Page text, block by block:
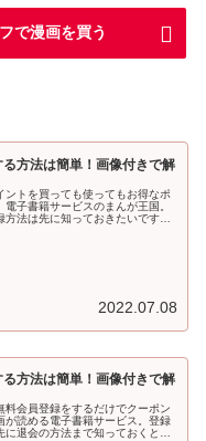
で漫画を買う
方法は簡単！画像付きで解
ントを買っても使ってもお得なポ
子書籍サービスのまんが王国。
法は先に知っておきたいですよ
2022.07.08
方法は簡単！画像付きで解
料会員登録をするだけでクーポン
が読める電子書籍サービス。登録
に退会の方法まで知っておくと安